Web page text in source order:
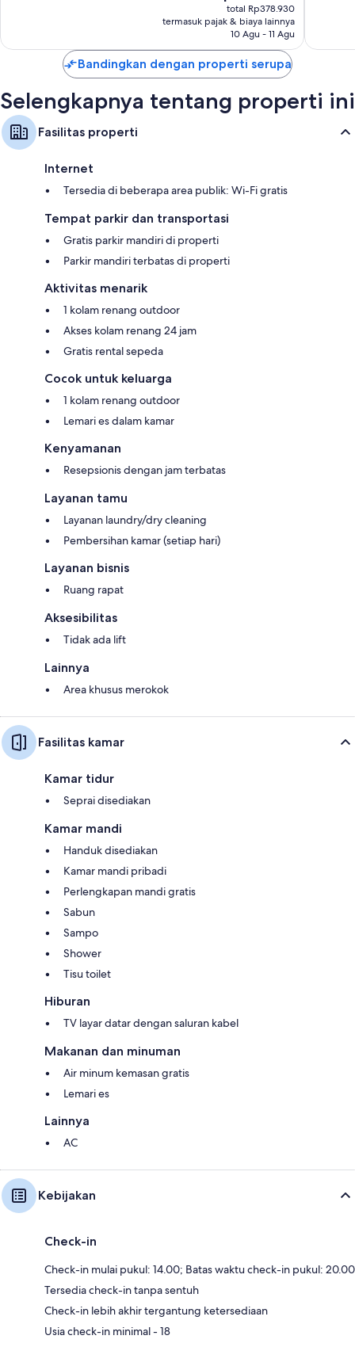
sekarang
Rp344.482
total Rp378.930
termasuk pajak & biaya lainnya
10 Agu - 11 Agu
Bandingkan dengan properti serupa
Selengkapnya tentang properti ini
Fasilitas properti
Internet
Tersedia di beberapa area publik: Wi-Fi gratis
Tempat parkir dan transportasi
Gratis parkir mandiri di properti
Parkir mandiri terbatas di properti
Aktivitas menarik
1 kolam renang outdoor
Akses kolam renang 24 jam
Gratis rental sepeda
Cocok untuk keluarga
1 kolam renang outdoor
Lemari es dalam kamar
Kenyamanan
Resepsionis dengan jam terbatas
Layanan tamu
Layanan laundry/dry cleaning
Pembersihan kamar (setiap hari)
Layanan bisnis
Ruang rapat
Aksesibilitas
Tidak ada lift
Lainnya
Area khusus merokok
Fasilitas kamar
Kamar tidur
Seprai disediakan
Kamar mandi
Handuk disediakan
Kamar mandi pribadi
Perlengkapan mandi gratis
Sabun
Sampo
Shower
Tisu toilet
Hiburan
TV layar datar dengan saluran kabel
Makanan dan minuman
Air minum kemasan gratis
Lemari es
Lainnya
AC
Kebijakan
Check-in
Check-in mulai pukul: 14.00; Batas waktu check-in pukul: 20.00
Tersedia check-in tanpa sentuh
Check-in lebih akhir tergantung ketersediaan
Usia check-in minimal - 18